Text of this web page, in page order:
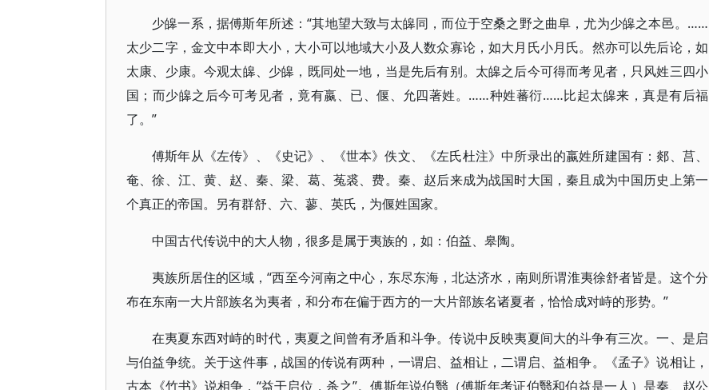
少皞一系，据傅斯年所述：“其地望大致与太皞同，而位于空桑之野之曲阜，尤为少皞之本邑。……
太少二字，金文中本即大小，大小可以地域大小及人数众寡论，如大月氏小月氏。然亦可以先后论，如
太康、少康。今观太皞、少皞，既同处一地，当是先后有别。太皞之后今可得而考见者，只风姓三四小
国；而少皞之后今可考见者，竟有嬴、已、偃、允四著姓。……种姓蕃衍……比起太皞来，真是有后福
了。”
傅斯年从《左传》、《史记》、《世本》佚文、《左氏杜注》中所录出的嬴姓所建国有：郯、莒、
奄、徐、江、黄、赵、秦、梁、葛、菟裘、费。秦、赵后来成为战国时大国，秦且成为中国历史上第一
个真正的帝国。另有群舒、六、蓼、英氏，为偃姓国家。
中国古代传说中的大人物，很多是属于夷族的，如：伯益、皋陶。
夷族所居住的区域，“西至今河南之中心，东尽东海，北达济水，南则所谓淮夷徐舒者皆是。这个分
布在东南一大片部族名为夷者，和分布在偏于西方的一大片部族名诸夏者，恰恰成对峙的形势。”
在夷夏东西对峙的时代，夷夏之间曾有矛盾和斗争。传说中反映夷夏间大的斗争有三次。一、是启
与伯益争统。关于这件事，战国的传说有两种，一谓启、益相让，二谓启、益相争。《孟子》说相让，
古本《竹书》说相争，“益干启位，杀之”。傅斯年说伯翳（傅斯年考证伯翳和伯益是一人）是秦、赵公